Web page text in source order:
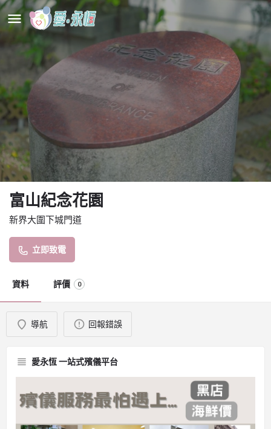
富山紀念花園
新界大圍下城門道
立即致電
資料 評價 0
導航 回報錯誤
愛永恆 一站式殯儀平台